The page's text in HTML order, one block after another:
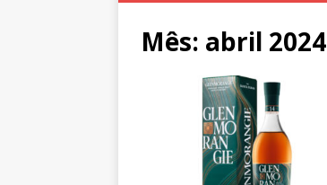
Mês: abril 2024